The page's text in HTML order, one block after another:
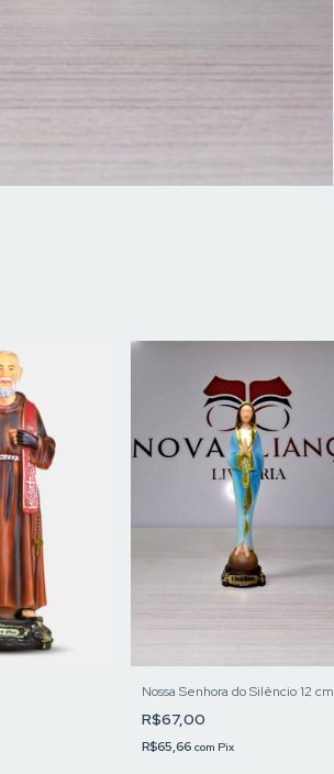
Nossa Senhora do Silêncio 12 cm
R$67,00
R$65,66 com Pix